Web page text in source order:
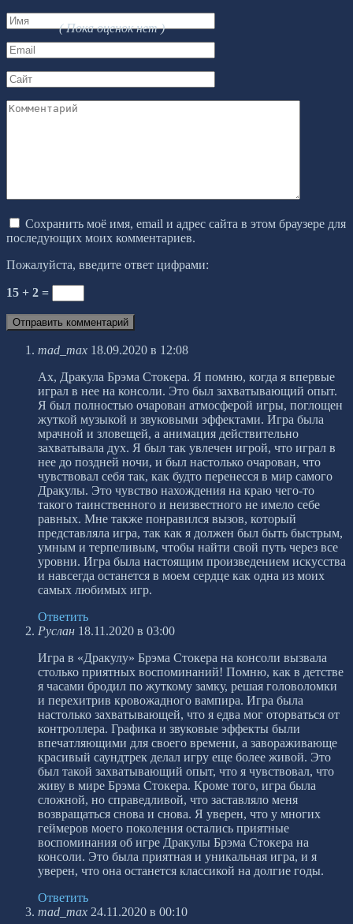
( Пока оценок нет )
Имя
*
Email
*
Сайт
Комментарий
Сохранить моё имя, email и адрес сайта в этом браузере для
последующих моих комментариев.
Пожалуйста, введите ответ цифрами:
15 + 2 =
mad_max 18.09.2020 в 12:08
Ах, Дракула Брэма Стокера. Я помню, когда я впервые
играл в нее на консоли. Это был захватывающий опыт.
Я был полностью очарован атмосферой игры, поглощен
жуткой музыкой и звуковыми эффектами. Игра была
мрачной и зловещей, а анимация действительно
захватывала дух. Я был так увлечен игрой, что играл в
нее до поздней ночи, и был настолько очарован, что
чувствовал себя так, как будто перенесся в мир самого
Дракулы. Это чувство нахождения на краю чего-то
такого таинственного и неизвестного не имело себе
равных. Мне также понравился вызов, который
представляла игра, так как я должен был быть быстрым,
умным и терпеливым, чтобы найти свой путь через все
уровни. Игра была настоящим произведением искусства
и навсегда останется в моем сердце как одна из моих
самых любимых игр.
Ответить
Руслан 18.11.2020 в 03:00
Игра в «Дракулу» Брэма Стокера на консоли вызвала
столько приятных воспоминаний! Помню, как в детстве
я часами бродил по жуткому замку, решая головоломки
и перехитрив кровожадного вампира. Игра была
настолько захватывающей, что я едва мог оторваться от
контроллера. Графика и звуковые эффекты были
впечатляющими для своего времени, а завораживающе
красивый саундтрек делал игру еще более живой. Это
был такой захватывающий опыт, что я чувствовал, что
живу в мире Брэма Стокера. Кроме того, игра была
сложной, но справедливой, что заставляло меня
возвращаться снова и снова. Я уверен, что у многих
геймеров моего поколения остались приятные
воспоминания об игре Дракулы Брэма Стокера на
консоли. Это была приятная и уникальная игра, и я
уверен, что она останется классикой на долгие годы.
Ответить
mad_max 24.11.2020 в 00:10